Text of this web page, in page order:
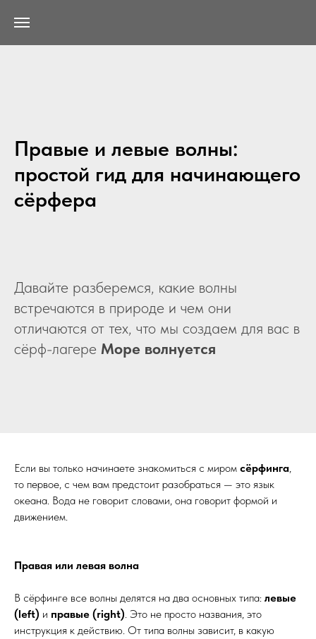
Правые и левые волны:
простой гид для начинающего
сёрфера
Давайте разберемся, какие волны
встречаются в природе и чем они
отличаются от тех, что мы создаем для вас в
сёрф-лагере Море волнуется
Если вы только начинаете знакомиться с миром сёрфинга,
то первое, с чем вам предстоит разобраться — это язык
океана. Вода не говорит словами, она говорит формой и
движением.
Правая или левая волна
В сёрфинге все волны делятся на два основных типа: левые
(left) и правые (right). Это не просто названия, это
инструкция к действию. От типа волны зависит, в какую